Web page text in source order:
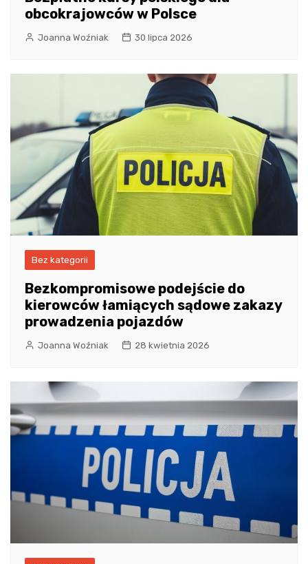
obcokrajowców w Polsce
Joanna Woźniak 30 lipca 2026
Bez kategorii
Bezkompromisowe podejście do
kierowców łamiących sądowe zakazy
prowadzenia pojazdów
Joanna Woźniak 28 kwietnia 2026